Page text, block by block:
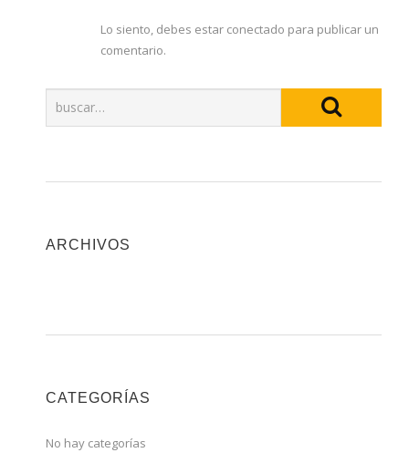
Lo siento, debes estar conectado para publicar un
comentario.
ARCHIVOS
CATEGORÍAS
No hay categorías